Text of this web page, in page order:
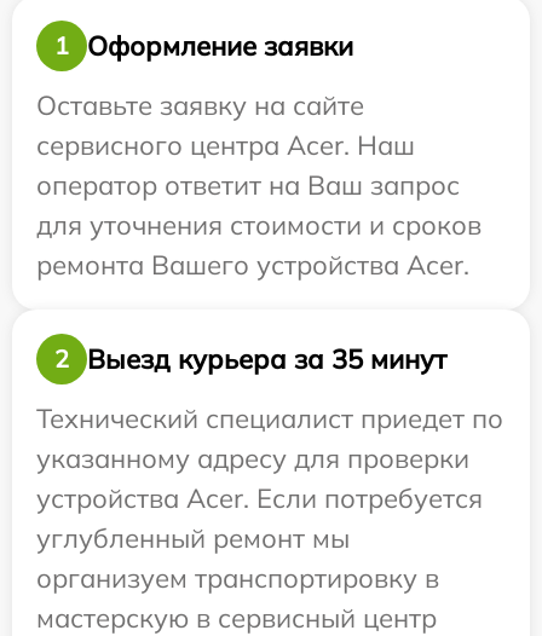
1
Оформление заявки
Оставьте заявку на сайте
сервисного центра Acer. Наш
оператор ответит на Ваш запрос
для уточнения стоимости и сроков
ремонта Вашего устройства Acer.
2
Выезд курьера за 35 минут
Технический специалист приедет по
указанному адресу для проверки
устройства Acer. Если потребуется
углубленный ремонт мы
организуем транспортировку в
мастерскую в сервисный центр